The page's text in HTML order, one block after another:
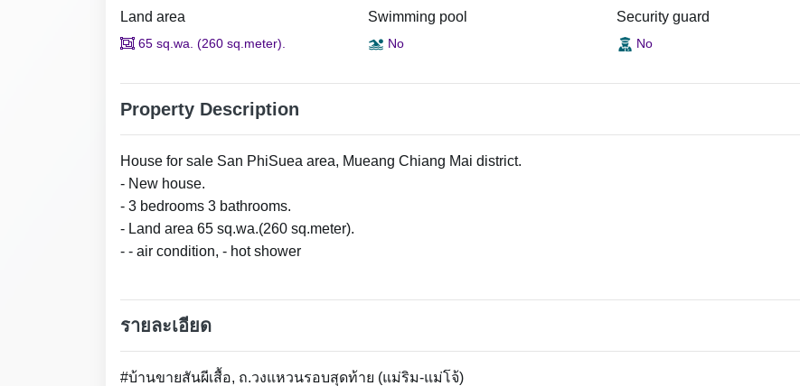
Land area
65 sq.wa. (260 sq.meter).
Swimming pool
No
Security guard
No
Property Description
House for sale San PhiSuea area, Mueang Chiang Mai district.
- New house.
- 3 bedrooms 3 bathrooms.
- Land area 65 sq.wa.(260 sq.meter).
- - air condition, - hot shower
รายละเอียด
#บ้านขายสันผีเสื้อ, ถ.วงแหวนรอบสุดท้าย (แม่ริม-แม่โจ้)